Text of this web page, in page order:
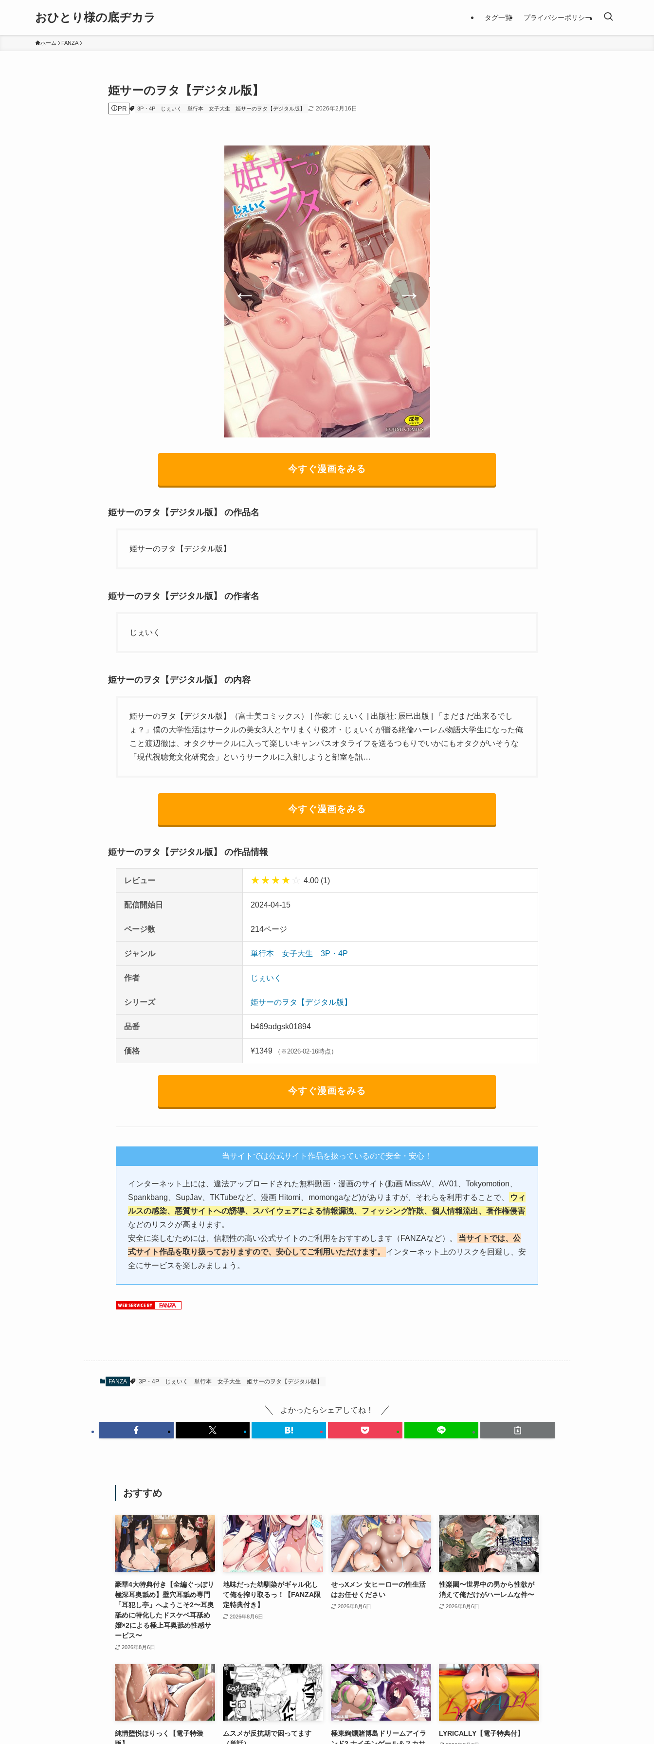
おひとり様の底ヂカラ タグ一覧 プライバシーポリシー
ホーム FANZA
姫サーのヲタ【デジタル版】
PR 3P・4P じぇいく 単行本 女子大生 姫サーのヲタ【デジタル版】 2026年2月16日
今すぐ漫画をみる
姫サーのヲタ【デジタル版】 の作品名
姫サーのヲタ【デジタル版】
姫サーのヲタ【デジタル版】 の作者名
じぇいく
姫サーのヲタ【デジタル版】 の内容
姫サーのヲタ【デジタル版】（富士美コミックス） | 作家: じぇいく | 出版社: 辰巳出版 | 「まだまだ出来るでし
ょ？」僕の大学性活はサークルの美女3人とヤリまくり俊才・じぇいくが贈る絶倫ハーレム物語大学生になった俺
こと渡辺徹は、オタクサークルに入って楽しいキャンパスオタライフを送るつもりでいかにもオタクがいそうな
「現代視聴覚文化研究会」というサークルに入部しようと部室を訊…
今すぐ漫画をみる
姫サーのヲタ【デジタル版】 の作品情報
レビュー ★★★★ ☆ 4.00 (1)
配信開始日 2024-04-15
ページ数 214ページ
ジャンル 単行本 女子大生 3P・4P
作者 じぇいく
シリーズ 姫サーのヲタ【デジタル版】
品番 b469adgsk01894
価格 ¥1349 （※2026-02-16時点）
今すぐ漫画をみる
当サイトでは公式サイト作品を扱っているので安全・安心！
インターネット上には、違法アップロードされた無料動画・漫画のサイト(動画 MissAV、AV01、Tokyomotion、
Spankbang、SupJav、TKTubeなど、漫画 Hitomi、momongaなど)がありますが、それらを利用することで、
ウィ
ルスの感染、悪質サイトへの誘導、スパイウェアによる情報漏洩、フィッシング詐欺、個人情報流出、著作権侵害
などのリスクが高まります。
安全に楽しむためには、信頼性の高い公式サイトのご利用をおすすめします（FANZAなど）。
当サイトでは、公
式サイト作品を取り扱っておりますので、安心してご利用いただけます。
インターネット上のリスクを回避し、安
全にサービスを楽しみましょう。
FANZA 3P・4P じぇいく 単行本 女子大生 姫サーのヲタ【デジタル版】
よかったらシェアしてね！
おすすめ
豪華4大特典付き【全編ぐっぽり
極深耳奥舐め】壁穴耳舐め専門
「耳犯し亭」へようこそ2〜耳奥
舐めに特化したドスケベ耳舐め
嬢×2による極上耳奥舐め性感サ
ービス〜
2026年8月6日
地味だった幼馴染がギャル化し
て俺を搾り取るっ！【FANZA限
定特典付き】
2026年8月6日
せっXメン 女ヒーローの性生活
はお任せください
2026年8月6日
性楽園〜世界中の男から性欲が
消えて俺だけがハーレムな件〜
2026年8月6日
純情堕悦ほりっく【電子特装
ムスメが反抗期で困ってます
極東絢爛賭博島ドリームアイラ
LYRICALLY【電子特典付】